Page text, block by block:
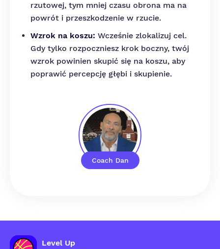
Coach Dan
rzutowej, tym mniej czasu obrona ma na
powrót i przeszkodzenie w rzucie.
Wzrok na koszu: Wcześnie zlokalizuj cel.
Gdy tylko rozpoczniesz krok boczny, twój
wzrok powinien skupić się na koszu, aby
poprawić percepcję głębi i skupienie.
Level Up